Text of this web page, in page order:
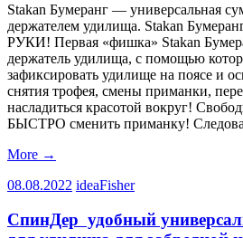
Stakan Бумеранг — универсальная
держателем удилища. Stakan
РУКИ! Первая «фишка» Stakan
держатель удилища, с помощью
зафиксировать удилище на поясе и
снятия трофея, смены приманки,
насладиться красотой вокруг!
БЫСТРО сменить приманку!
More →
08.08.2022 ideaFisher
СпинДер удобный